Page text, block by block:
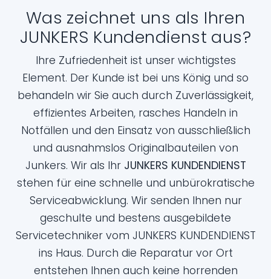
Was zeichnet uns als Ihren
JUNKERS Kundendienst aus?
Ihre Zufriedenheit ist unser wichtigstes
Element. Der Kunde ist bei uns König und so
behandeln wir Sie auch durch Zuverlässigkeit,
effizientes Arbeiten, rasches Handeln in
Notfällen und den Einsatz von ausschließlich
und ausnahmslos Originalbauteilen von
Junkers. Wir als Ihr JUNKERS KUNDENDIENST
stehen für eine schnelle und unbürokratische
Serviceabwicklung. Wir senden Ihnen nur
geschulte und bestens ausgebildete
Servicetechniker vom JUNKERS KUNDENDIENST
ins Haus. Durch die Reparatur vor Ort
entstehen Ihnen auch keine horrenden